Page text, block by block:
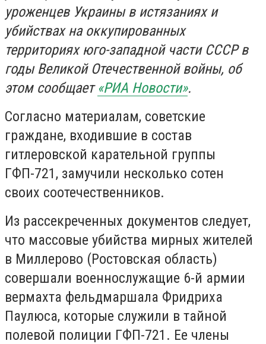
уроженцев Украины в истязаниях и
убийствах на оккупированных
территориях юго-западной части СССР в
годы Великой Отечественной войны, об
этом сообщает«РИА Новости».
Согласно материалам, советские
граждане, входившие в состав
гитлеровской карательной группы
ГФП-721, замучили несколько сотен
своих соотечественников.
Из рассекреченных документов следует,
что массовые убийства мирных жителей
в Миллерово (Ростовская область)
совершали военнослужащие 6-й армии
вермахта фельдмаршала Фридриха
Паулюса, которые служили в тайной
полевой полиции ГФП-721. Ее члены